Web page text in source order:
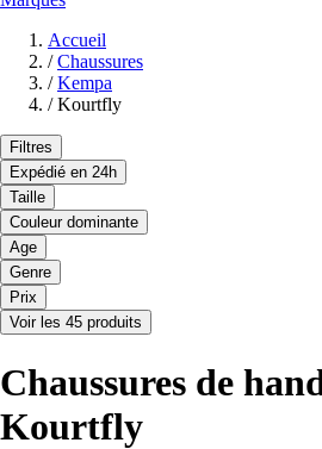
Accueil
/ Chaussures
/ Kempa
/ Kourtfly
Filtres
Expédié en 24h
Taille
Couleur dominante
Age
Genre
Prix
Voir les 45 produits
Chaussures de
Kourtfly